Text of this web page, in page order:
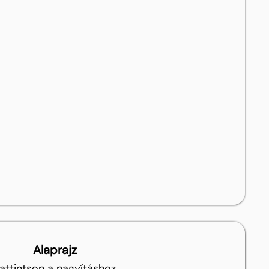
Alaprajz